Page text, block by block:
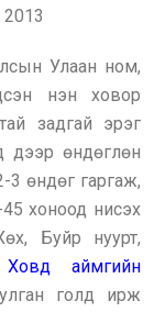
Улаан ном,
нэн ховор
задгай эрэг
дээр өндөглөн
3 өндөг гаргаж,
хоноод нисэх
Буйр нуурт,
Ховд аймгийн
голд ирж